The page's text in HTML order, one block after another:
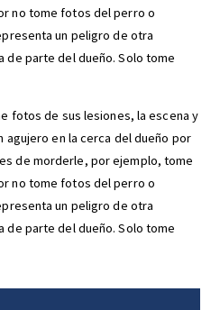
no tome fotos del perro o
un peligro de otra
parte del dueño. Solo tome
fotos de sus lesiones, la escena y
agujero en la cerca del dueño por
de morderle, por ejemplo, tome
no tome fotos del perro o
un peligro de otra
parte del dueño. Solo tome